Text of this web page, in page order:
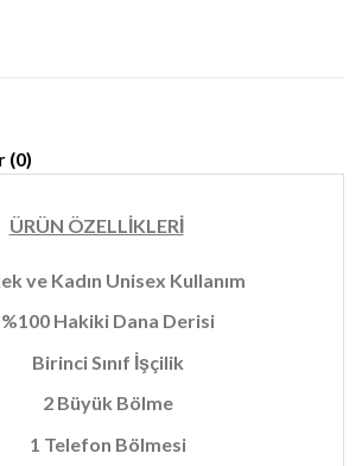
(0)
ÜRÜN ÖZELLİKLERİ
ve Kadın Unisex Kullanım
%100 Hakiki Dana Derisi
Birinci Sınıf İşçilik
2 Büyük Bölme
1 Telefon Bölmesi